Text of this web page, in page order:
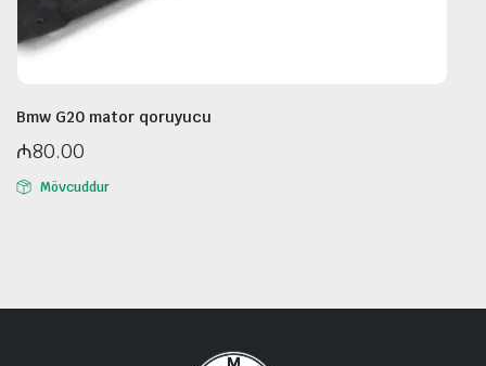
Bmw G20 mator qoruyucu
₼80.00
Mövcuddur